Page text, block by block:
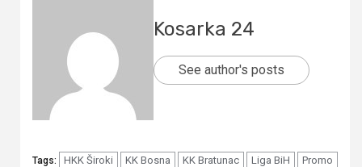
Kosarka 24
See author's posts
Tags: HKK Široki KK Bosna KK Bratunac Liga BiH Promo